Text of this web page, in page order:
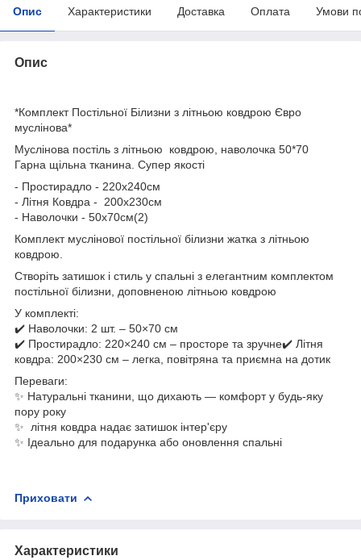
Опис Характеристики Доставка Оплата Умови
Опис
*Комплект Постільної Білизни з літньою ковдрою Євро
муслінова*
Муслінова постіль з літньою ковдрою, наволочка 50*70
Гарна щільна тканина. Супер якості
- Простирадло - 220х240см
- Літня Ковдра - 200х230см
- Наволочки - 50х70см(2)
Комплект муслінової постільної білизни жатка з літньою
ковдрою.
Створіть затишок і стиль у спальні з елегантним комплектом
постільної білизни, доповненою літньою ковдрою
У комплекті:
✔️ Наволочки: 2 шт. – 50×70 см
✔️ Простирадло: 220×240 см – просторе та зручне✔️ Літня
ковдра: 200×230 см – легка, повітряна та приємна на дотик
Переваги:
✨ Натуральні тканини, що дихають — комфорт у будь-яку
пору року
✨ літня ковдра надає затишок інтер'єру
✨ Ідеально для подарунка або оновлення спальні
Приховати
Характеристики